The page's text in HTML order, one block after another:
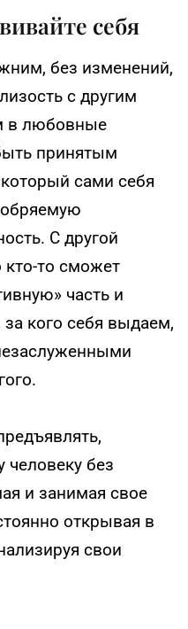
себя
без изменений,
с другим
в любовные
принятым
сами себя
С другой
то сможет
часть и
за кого себя выдаем,
человеку без
и занимая свое
открывая в
свои